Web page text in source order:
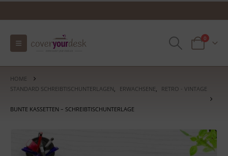
0
HOME
STANDARD SCHREIBTISCHUNTERLAGEN, ERWACHSENE, RETRO - VINTAGE
BUNTE KASSETTEN – SCHREIBTISCHUNTERLAGE